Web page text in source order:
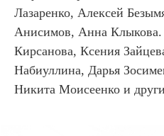
Лазаренко, Алексей
Анисимов, Анна
Кирсанова, Ксения
Набиуллина, Дарья
Никита Моисеенко и